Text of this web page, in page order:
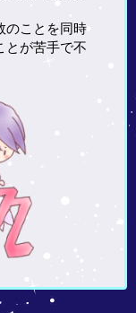
のことを同時
とが苦手で不